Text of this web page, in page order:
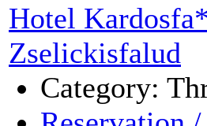
Hotel
Zselickisfalud
Category: